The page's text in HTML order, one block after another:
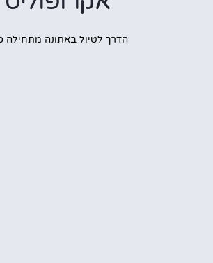
הדרך לטיול באתונה מתחילה כאן!